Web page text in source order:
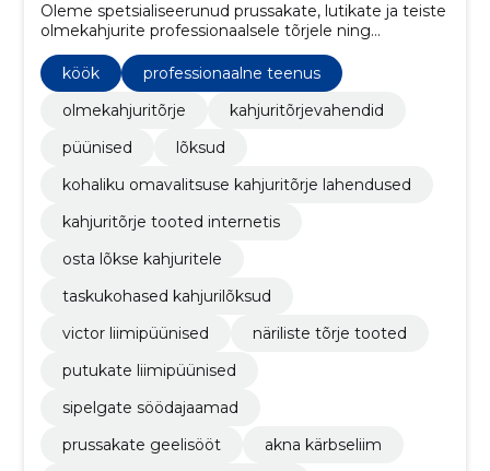
Oleme spetsialiseerunud prussakate, lutikate ja teiste
olmekahjurite professionaalsele tõrjele ning
tõrjevahendite müügile.
köök
professionaalne teenus
olmekahjuritõrje
kahjuritõrjevahendid
püünised
lõksud
kohaliku omavalitsuse kahjuritõrje lahendused
kahjuritõrje tooted internetis
osta lõkse kahjuritele
taskukohased kahjurilõksud
victor liimipüünised
näriliste tõrje tooted
putukate liimipüünised
sipelgate söödajaamad
prussakate geelisööt
akna kärbseliim